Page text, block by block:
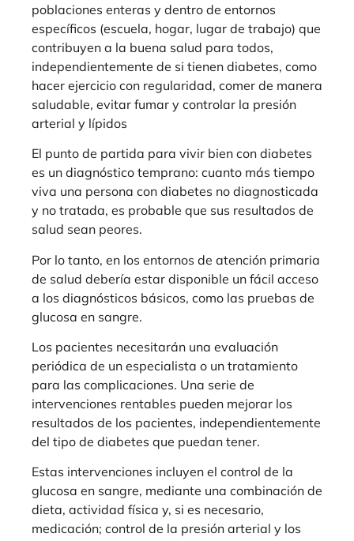
poblaciones enteras y dentro de entornos
específicos (escuela, hogar, lugar de trabajo) que
contribuyen a la buena salud para todos,
independientemente de si tienen diabetes, como
hacer ejercicio con regularidad, comer de manera
saludable, evitar fumar y controlar la presión
arterial y lípidos
El punto de partida para vivir bien con diabetes
es un diagnóstico temprano: cuanto más tiempo
viva una persona con diabetes no diagnosticada
y no tratada, es probable que sus resultados de
salud sean peores.
Por lo tanto, en los entornos de atención primaria
de salud debería estar disponible un fácil acceso
a los diagnósticos básicos, como las pruebas de
glucosa en sangre.
Los pacientes necesitarán una evaluación
periódica de un especialista o un tratamiento
para las complicaciones. Una serie de
intervenciones rentables pueden mejorar los
resultados de los pacientes, independientemente
del tipo de diabetes que puedan tener.
Estas intervenciones incluyen el control de la
glucosa en sangre, mediante una combinación de
dieta, actividad física y, si es necesario,
medicación; control de la presión arterial y los